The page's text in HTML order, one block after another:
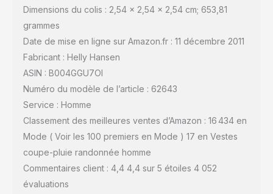
Dimensions du colis : 2,54 x 2,54 x 2,54 cm; 653,81
grammes
Date de mise en ligne sur Amazon.fr : 11 décembre 2011
Fabricant : Helly Hansen
ASIN : B004GGU7OI
Numéro du modèle de l’article : 62643
Service : Homme
Classement des meilleures ventes d’Amazon : 16 434 en
Mode ( Voir les 100 premiers en Mode ) 17 en Vestes
coupe-pluie randonnée homme
Commentaires client : 4,4 4,4 sur 5 étoiles 4 052
évaluations